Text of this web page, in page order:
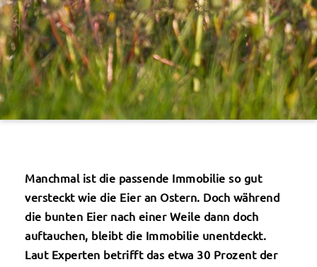
Manchmal ist die passende Immobilie so gut
versteckt wie die Eier an Ostern. Doch während
die bunten Eier nach einer Weile dann doch
auftauchen, bleibt die Immobilie unentdeckt.
Laut Experten betrifft das etwa 30 Prozent der